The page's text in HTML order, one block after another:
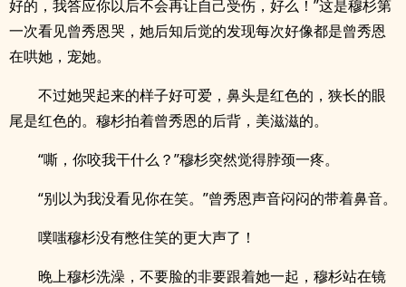
好的，我答应你以后不会再让自己受伤，好么！”这是穆杉第
一次看见曾秀恩哭，她后知后觉的发现每次好像都是曾秀恩
在哄她，宠她。
不过她哭起来的样子好可爱，鼻头是红色的，狭长的眼
尾是红色的。穆杉拍着曾秀恩的后背，美滋滋的。
“嘶，你咬我干什么？”穆杉突然觉得脖颈一疼。
“别以为我没看见你在笑。”曾秀恩声音闷闷的带着鼻音。
噗嗤穆杉没有憋住笑的更大声了！
晚上穆杉洗澡，不要脸的非要跟着她一起，穆杉站在镜